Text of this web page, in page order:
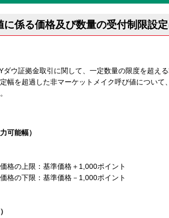
係る価格及び数量の受付制限設
ウ証拠金取引に関して、一定数量の限度を超え
幅を超過した非マーケットメイク呼び値について
可能幅）
格の上限：基準価格＋1,000ポイント
格の下限：基準価格－1,000ポイント